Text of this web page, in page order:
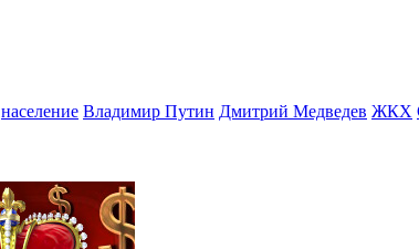
население Владимир Путин Дмитрий Медведев ЖКХ